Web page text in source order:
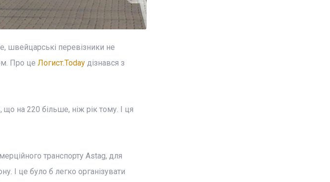
швейцарські перевізники не
Про це Логист.Todayдізнався з
на 220 більше, ніж рік тому. І ця
транспорту Astag, для
І це було б легко організувати